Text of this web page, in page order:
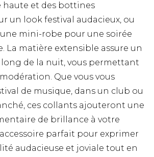
haute et des bottines
un look festival audacieux, ou
mini-robe pour une soirée
La matière extensible assure un
de la nuit, vous permettant
Que vous vous
de musique, dans un club ou
ces collants ajouteront une
de brillance à votre
parfait pour exprimer
audacieuse et joviale tout en